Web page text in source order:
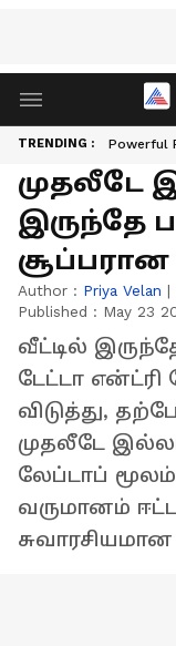
TRENDING : Powerful
முதலீடே
இருந்தே
சூப்பரான
Author : Priya Velan |
Published : May 23
வீட்டில்
டேட்டா
விடுத்து,
முதலீடே
லேப்டாப்
வருமானம்